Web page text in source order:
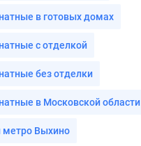
в готовых домах
с отделкой
без отделки
в Московской области
Выхино